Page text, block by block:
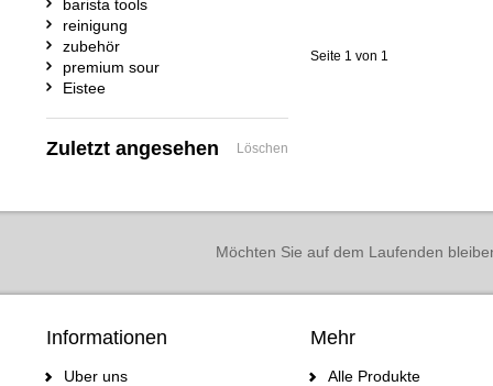
Seite 1 von 1
barista tools
reinigung
zubehör
premium sour
Eistee
Zuletzt angesehen Löschen
Möchten Sie auf dem Laufenden
Informationen
Uber uns
Mehr
Alle Produkte